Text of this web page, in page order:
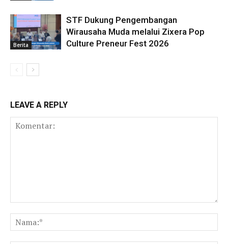
Berita
STF Dukung Pengembangan
Wirausaha Muda melalui Zixera Pop
Culture Preneur Fest 2026
LEAVE A REPLY